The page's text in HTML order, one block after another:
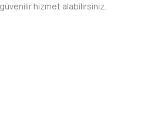
güvenilir hizmet alabilirsiniz.